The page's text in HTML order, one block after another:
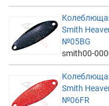
Smith
№05BG
smith00-
Smith
№06FR